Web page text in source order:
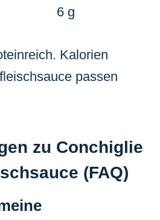
6 g
Kalorien
passen
zu Conchiglie
(FAQ)